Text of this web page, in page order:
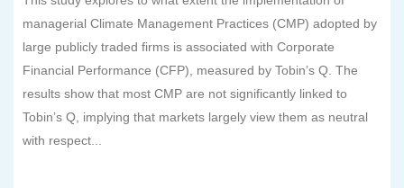
managerial Climate Management Practices (CMP) adopted by
large publicly traded firms is associated with Corporate
Financial Performance (CFP), measured by Tobin’s Q. The
results show that most CMP are not significantly linked to
Tobin’s Q, implying that markets largely view them as neutral
with respect...